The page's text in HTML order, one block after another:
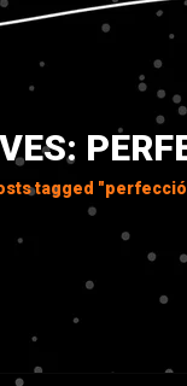
tagged